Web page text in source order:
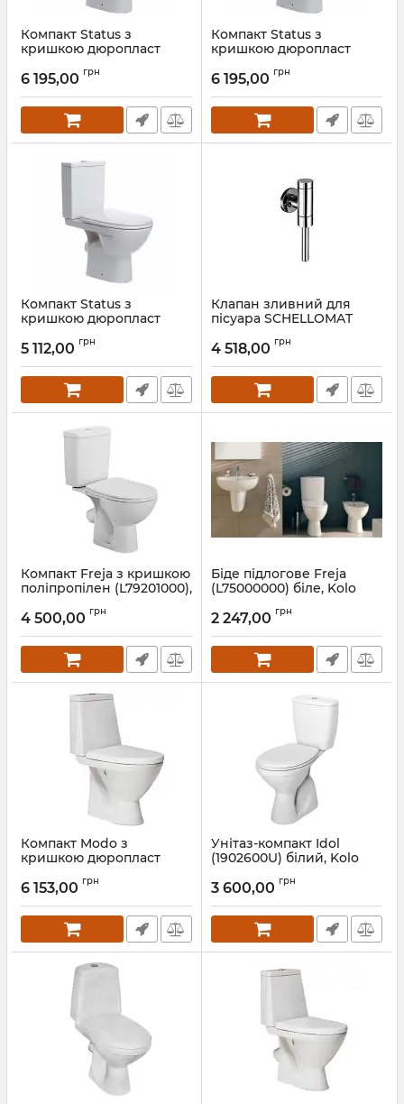
Компакт Status з
кришкою дюропласт
Артикул:2395250UA
6 195,00 грн
Компакт Status з
кришкою дюропласт
Артикул:2395050UA
6 195,00 грн
Компакт Status з
кришкою дюропласт
Артикул:2396250UA
5 112,00 грн
Клапан зливний для
пісуара SCHELLOMAT
Артикул:96017000
4 518,00 грн
Компакт Freja з кришкою
поліпропілен (L79201000),
Артикул:L79201000
4 500,00 грн
Біде підлогове Freja
(L75000000) біле, Kolo
2 247,00 грн
Компакт Modo з
кришкою дюропласт
Kolo
Артикул:L39004000
6 153,00 грн
Унітаз-компакт Idol
(1902600U) білий, Kolo
3 600,00 грн